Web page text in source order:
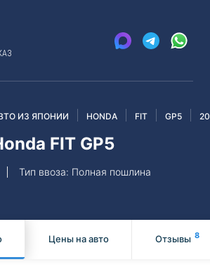
ИЗ ЯПОНИИ HONDA FIT GP5
FIT GP5
Тип ввоза: Полная пошлина
Цены на авто Отзывы 8